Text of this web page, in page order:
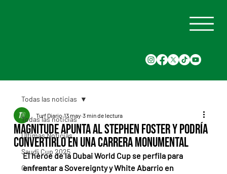
Todas las noticias
Últimas Noticias
Saudi Cup 2025
Carreras
Todas las noticias
Magnitude apunta al Stephen Foster y podría
convertirlo en una carrera monumental
Turf Diario 13 may 3 min de lectura
El héroe de la Dubai World Cup se perfila para
enfrentar a Sovereignty y White Abarrio en